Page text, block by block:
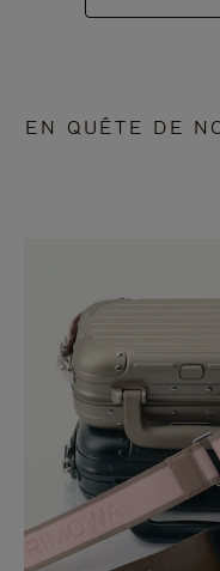
EN QUÊTE DE